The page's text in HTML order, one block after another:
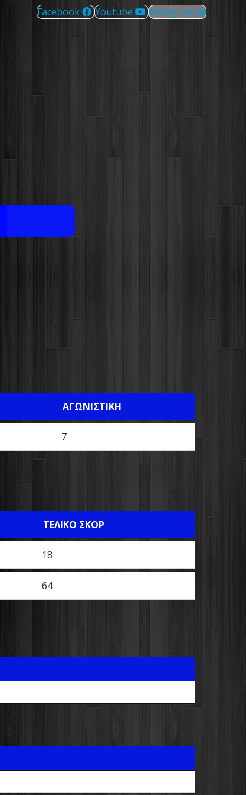
Facebook Youtube Instagram
ΑΓΩΝΙΣΤΙΚΉ
7
ΤΕΛΙΚΌ ΣΚΟΡ
18
64